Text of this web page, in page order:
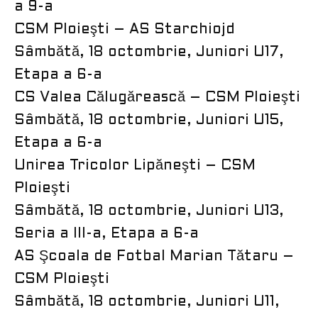
a 9-a
CSM Ploieşti – AS Starchiojd
Sâmbătă, 18 octombrie, Juniori U17,
Etapa a 6-a
CS Valea Călugărească – CSM Ploieşti
Sâmbătă, 18 octombrie, Juniori U15,
Etapa a 6-a
Unirea Tricolor Lipăneşti – CSM
Ploieşti
Sâmbătă, 18 octombrie, Juniori U13,
Seria a III-a, Etapa a 6-a
AS Şcoala de Fotbal Marian Tătaru –
CSM Ploieşti
Sâmbătă, 18 octombrie, Juniori U11,